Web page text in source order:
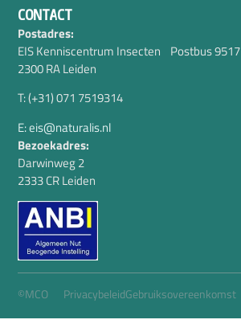
CONTACT
Postadres:
EIS Kenniscentrum Insecten Postbus 9517
2300 RA Leiden
T: (+31) 071 7519314
E: eis@naturalis.nl
Bezoekadres:
Darwinweg 2
2333 CR Leiden
©MCO PrivacybeleidGebruiksovereenkomst